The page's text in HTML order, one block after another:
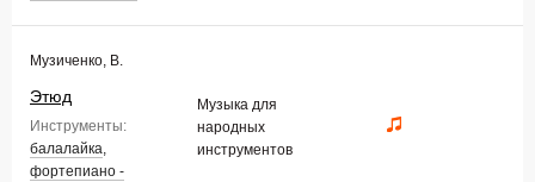
Музиченко, В.
Этюд
Инструменты:
балалайка,
фортепиано -
Музыка для
народных
инструментов